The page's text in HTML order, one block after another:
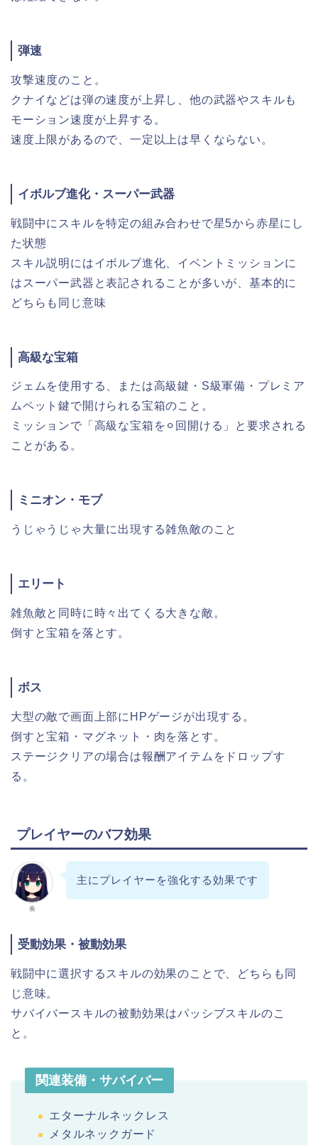
弾速
攻撃速度のこと。
クナイなどは弾の速度が上昇し、他の武器やスキルも
モーション速度が上昇する。
速度上限があるので、一定以上は早くならない。
イボルブ進化・スーパー武器
戦闘中にスキルを特定の組み合わせで星5から赤星にし
た状態
スキル説明にはイボルブ進化、イベントミッションに
はスーパー武器と表記されることが多いが、基本的に
どちらも同じ意味
高級な宝箱
ジェムを使用する、または高級鍵・S級軍備・プレミア
ムペット鍵で開けられる宝箱のこと。
ミッションで「高級な宝箱を⚪︎回開ける」と要求される
ことがある。
ミニオン・モブ
うじゃうじゃ大量に出現する雑魚敵のこと
エリート
雑魚敵と同時に時々出てくる大きな敵。
倒すと宝箱を落とす。
ボス
大型の敵で画面上部にHPゲージが出現する。
倒すと宝箱・マグネット・肉を落とす。
ステージクリアの場合は報酬アイテムをドロップす
る。
プレイヤーのバフ効果
奏
主にプレイヤーを強化する効果です
受動効果・被動効果
戦闘中に選択するスキルの効果のことで、どちらも同
じ意味。
サバイバースキルの被動効果はパッシブスキルのこ
と。
関連装備・サバイバー
エターナルネックレス
メタルネックガード